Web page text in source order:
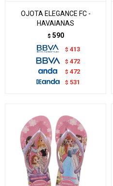
OJOTA ELEGANCE FC -
HAVAIANAS
$ 590
$ 413
$ 472
$ 472
$ 531